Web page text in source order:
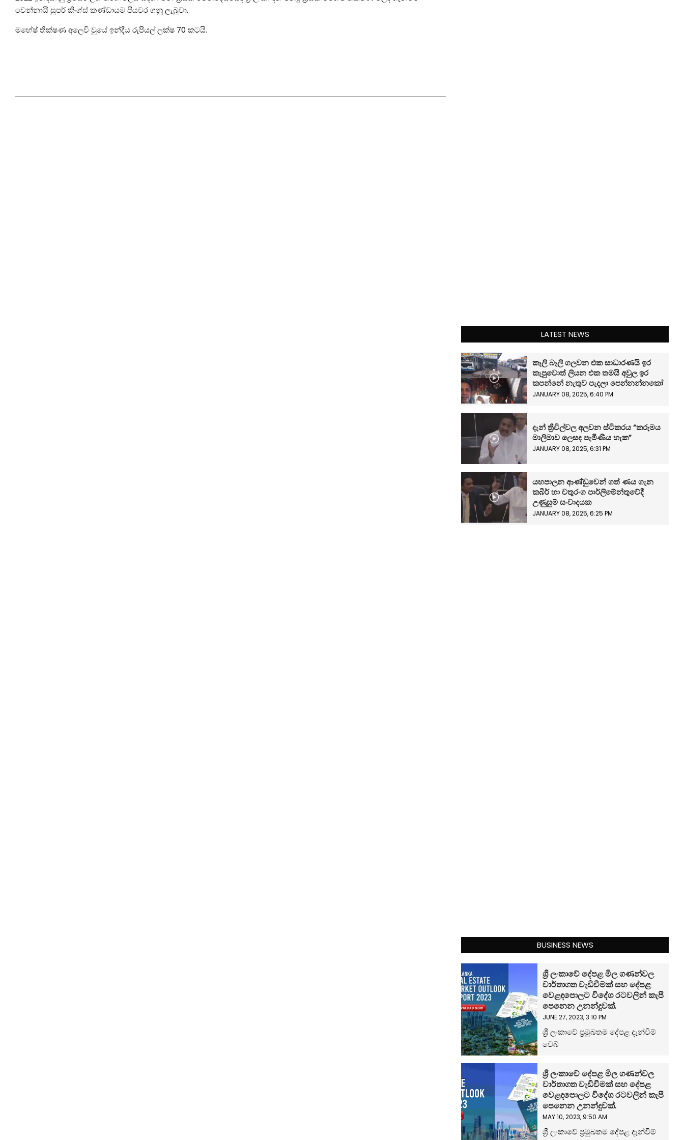
චෙන්නායි සුපර් කිංග්ස් කණ්ඩායම පියවර ගනු ලැබුවා.
මහේෂ් තීක්ෂණ අලෙවි වුයේ ඉන්දීය රුපියල් ලක්ෂ 70 කටයි.
LATEST NEWS
කෑලි බෑලි ගලවන එක සාධාරණයි ඉර
කැපුවොත් ලියන එක තමයි අවුල ඉර
කපන්නේ නැතුව පැදලා පෙන්නන්නකෝ
JANUARY 08, 2025, 6:40 PM
දැන් ත්‍රීවිල්වල අලවන ස්ටිකරය “කරුමය
මාලිමාව ලෙසද පැමිණිය හැක”
JANUARY 08, 2025, 6:31 PM
යහපාලන ආණ්ඩුවෙන් ගත් ණය ගැන
කබීර් හා චතුරංග පාර්ලිමේන්තුවේදී
උණුසුම් සංවාදයක
JANUARY 08, 2025, 6:25 PM
BUSINESS NEWS
ශ්‍රී ලංකාවේ දේපළ මිල ගණන්වල
වාර්තාගත වැඩිවීමක් සහ දේපළ
වෙළඳපොලට විදේශ රටවලින් කැපී
පෙනෙන උනන්දුවක්.
JUNE 27, 2023, 3:10 PM
ශ්‍රී ලංකාවේ ප්‍රමුඛතම දේපළ දැන්වීම්
වෙබ්
ශ්‍රී ලංකාවේ දේපළ මිල ගණන්වල
වාර්තාගත වැඩිවීමක් සහ දේපළ
වෙළඳපොලට විදේශ රටවලින් කැපී
පෙනෙන උනන්දුවක්.
MAY 10, 2023, 9:50 AM
ශ්‍රී ලංකාවේ ප්‍රමුඛතම දේපළ දැන්වීම්